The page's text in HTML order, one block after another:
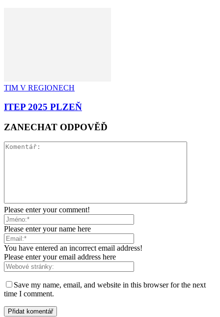
TIM V REGIONECH
ITEP 2025 PLZEŇ
ZANECHAT ODPOVĚĎ
Please enter your comment!
Please enter your name here
You have entered an incorrect email address!
Please enter your email address here
Save my name, email, and website in this browser for the next
time I comment.